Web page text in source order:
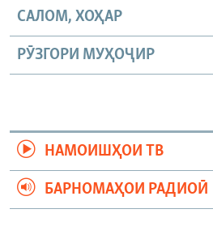
САЛОМ, ХОҲАР
РӮЗГОРИ МУҲОҶИР
НАМОИШҲОИ ТВ
БАРНОМАҲОИ РАДИОӢ